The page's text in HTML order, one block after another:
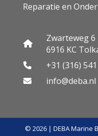
Reparatie en
Zwarteweg 6
6916 KC
+31 (316)
info@deba.nl
© 2026 | DEBA Marine